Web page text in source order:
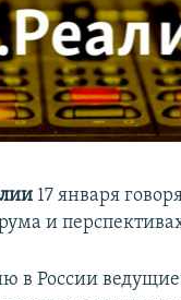
17 января
и
в России